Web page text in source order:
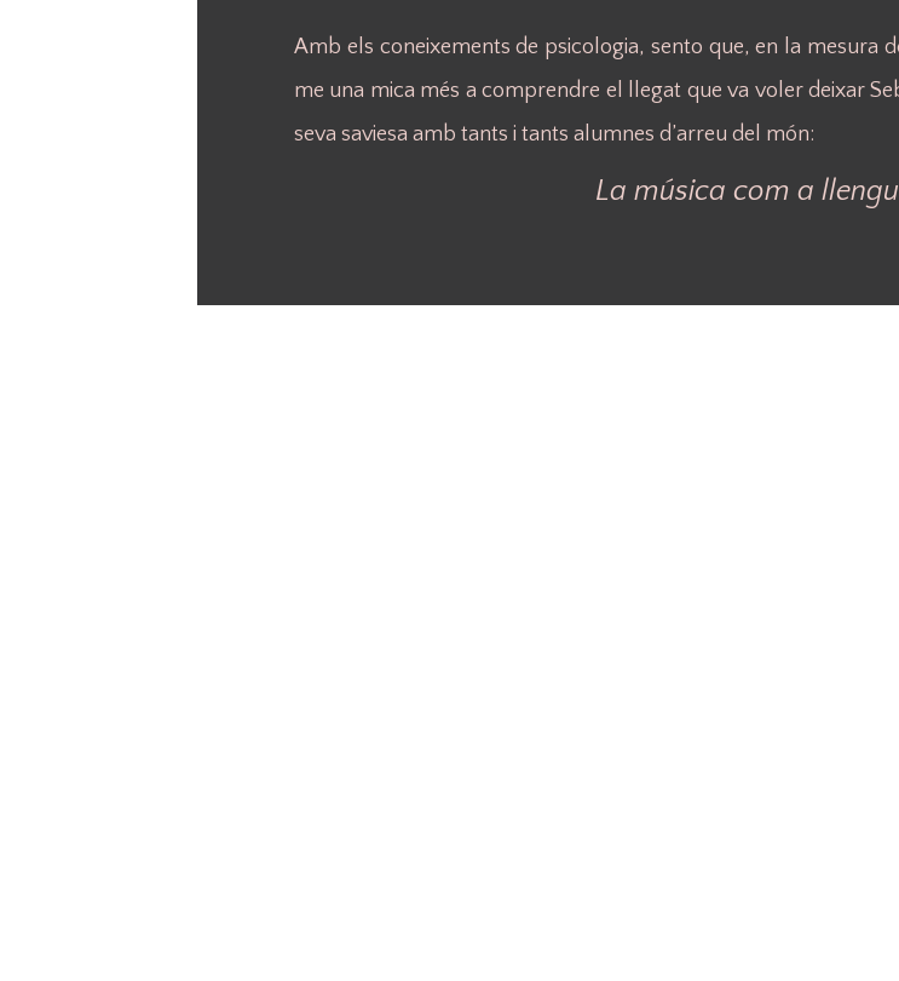
Amb els coneixements de psicologia, sento que, en la mesura
me una mica més a comprendre el llegat que va voler deixar
seva saviesa amb tants i tants alumnes d’arreu del món:
La música com a